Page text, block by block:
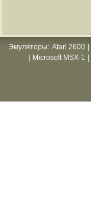
Эмуляторы : Atari 2600
Microsoft MSX-1